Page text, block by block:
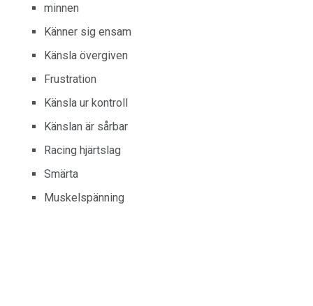
minnen
Känner sig ensam
Känsla övergiven
Frustration
Känsla ur kontroll
Känslan är sårbar
Racing hjärtslag
Smärta
Muskelspänning